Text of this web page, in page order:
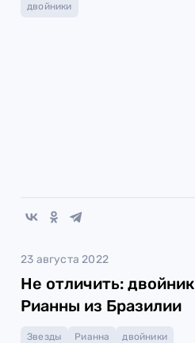
двойники
23 августа 2022
Не отличить: двойник
Рианны из Бразилии
Звезды Рианна двойники